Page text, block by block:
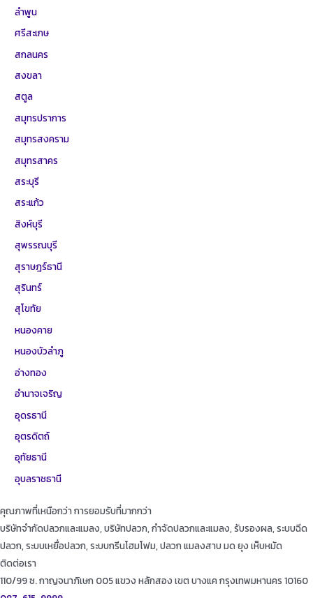
ลำพูน
ศรีสะเกษ
สกลนคร
สงขลา
สตูล
สมุทรปราการ
สมุทรสงคราม
สมุทรสาคร
สระบุรี
สระแก้ว
สิงห์บุรี
สุพรรณบุรี
สุราษฎร์ธานี
สุรินทร์
สุโขทัย
หนองคาย
หนองบัวลำภู
อ่างทอง
อำนาจเจริญ
อุดรธานี
อุตรดิตถ์
อุทัยธานี
อุบลราชธานี
คุณภาพที่เหนือกว่า การยอมรับที่มากกว่า
บริษัทจำกัดปลวกและแมลง, บริษัทปลวก, กำจัดปลวกและแมลง, รับรองผล, ระบบฉีด
ปลวก, ระบบเหยื่อปลวก, ระบบกรีนโฮมโฟม, ปลวก แมลงสาบ มด ยุง เห็บหมัด
ติดต่อเรา
110/99 ซ. กาญจนาภิเษก 005 แขวง หลักสอง เขต บางแค กรุงเทพมหานคร 10160